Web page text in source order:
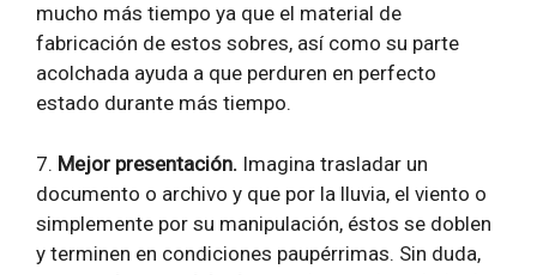
mucho más tiempo ya que el material de
fabricación de estos sobres, así como su parte
acolchada ayuda a que perduren en perfecto
estado durante más tiempo.
7. Mejor presentación. Imagina trasladar un
documento o archivo y que por la lluvia, el viento o
simplemente por su manipulación, éstos se doblen
y terminen en condiciones paupérrimas. Sin duda,